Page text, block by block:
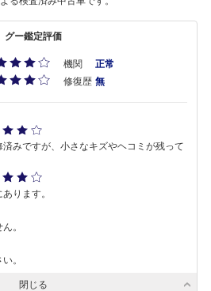
グー鑑定評価
機関
正常
修復歴 無
みですが、小さなキズやヘコミが残って
ります。
。
。
閉じる